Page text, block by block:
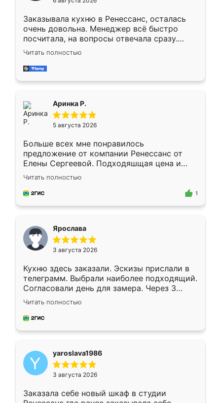
мебели буду заказывать только здесь.
Заказывала кухню в Ренессанс, осталась
очень довольна. Менеджер всё быстро
посчитала, на вопросы отвечала сразу.
Замерщик приехал в субботу, подошёл к
делу со всей ответственностью. Собрали
за день, ребята работали аккуратно, даже
Читать полностью
Аринка Р.
5 августа 2026
Больше всех мне понравилось
предложение от компании Ренессанс от
Елены Сергеевой. Подходяшщая цена и
короткие сроки изготовления. Приехавший
для замера сотрудник Владислав
предложил по моему эскизу самый
Читать полностью
1
Ярослава
3 августа 2026
Кухню здесь заказали. Эскизы прислали в
телеграмм. Выбрали наиболее подходящий.
Согласовали день для замера. Через 3
недели кухня была уже готова. Остались
довольны работой. Спасибо Ренессанс
мебель за качественную работу!
Читать полностью
yaroslava1986
3 августа 2026
Заказала себе новый шкаф в студии